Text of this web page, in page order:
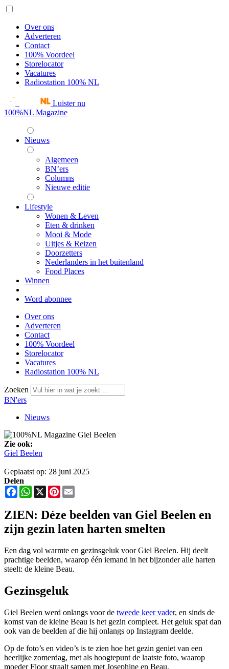
Over ons
Adverteren
Contact
100% Voordeel
Storelocator
Vacatures
Radiostation 100% NL
Luister nu
100%NL Magazine
Nieuws
Algemeen
BN’ers
Columns
Nieuwe editie
Lifestyle
Wonen & Leven
Eten & drinken
Mooi & Mode
Uitjes & Reizen
Doorzetters
Nederlanders in het buitenland
Food Places
Winnen
Word abonnee
Over ons
Adverteren
Contact
100% Voordeel
Storelocator
Vacatures
Radiostation 100% NL
Zoeken
BN'ers
Nieuws
Zie ook:
Giel Beelen
Geplaatst op: 28 juni 2025
Delen
FacebookWhatsApp
X Pinterest
ZIEN: Déze beelden van Giel Beelen en
zijn gezin laten harten smelten
Een dag vol warmte en gezinsgeluk voor Giel Beelen. Hij deelt
prachtige beelden, waarop één iemand in het bijzonder alle harten
steelt: de kleine Beau.
Gezinsgeluk
Giel Beelen werd onlangs voor de tweede keer vader, en sinds de
komst van de kleine Beau is het gezin compleet. Het geluk spat dan
ook van de beelden af die hij onlangs op Instagram deelde.
Op de foto’s en video’s is te zien hoe het gezin geniet van een
heerlijke zomerdag, met als hoogtepunt de laatste foto, waarop
moeder Floor straalt samen met Josephine en Beau.